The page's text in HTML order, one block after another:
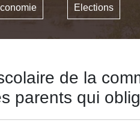
Elections
de la
parents qui